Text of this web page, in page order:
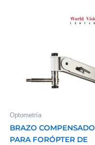
Optometría
BRAZO COMPENSADO
PARA FORÓPTER DE